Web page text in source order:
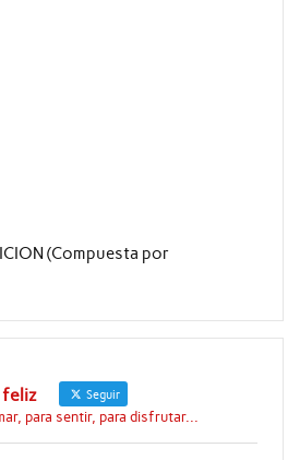
(Compuesta por
feliz Seguir
para sentir, para disfrutar...